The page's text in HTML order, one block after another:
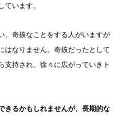
ています。
、奇抜なことをする人がいますが
はなりません。奇抜だったとして
支持され、徐々に広がっていきト
きるかもしれませんが、長期的な